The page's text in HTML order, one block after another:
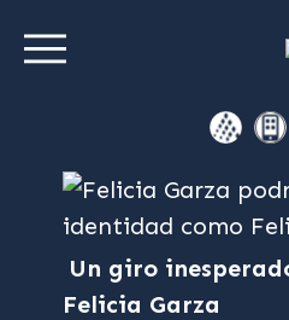
Un giro
Felicia Garza